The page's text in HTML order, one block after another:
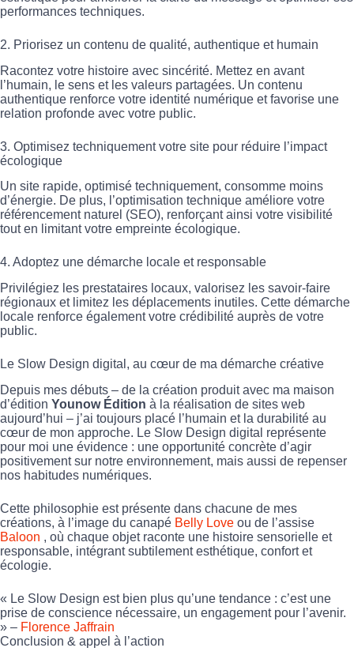
performances techniques.
2. Priorisez un contenu de qualité, authentique et humain
Racontez votre histoire avec sincérité. Mettez en avant
l’humain, le sens et les valeurs partagées. Un contenu
authentique renforce votre identité numérique et favorise une
relation profonde avec votre public.
3. Optimisez techniquement votre site pour réduire l’impact
écologique
Un site rapide, optimisé techniquement, consomme moins
d’énergie. De plus, l’optimisation technique améliore votre
référencement naturel (SEO), renforçant ainsi votre visibilité
tout en limitant votre empreinte écologique.
4. Adoptez une démarche locale et responsable
Privilégiez les prestataires locaux, valorisez les savoir-faire
régionaux et limitez les déplacements inutiles. Cette démarche
locale renforce également votre crédibilité auprès de votre
public.
Le Slow Design digital, au cœur de ma démarche créative
Depuis mes débuts – de la création produit avec ma maison
d’édition Younow Édition à la réalisation de sites web
aujourd’hui – j’ai toujours placé l’humain et la durabilité au
cœur de mon approche. Le Slow Design digital représente
pour moi une évidence : une opportunité concrète d’agir
positivement sur notre environnement, mais aussi de repenser
nos habitudes numériques.
Cette philosophie est présente dans chacune de mes
créations, à l’image du canapé Belly Love ou de l’assise
Baloon , où chaque objet raconte une histoire sensorielle et
responsable, intégrant subtilement esthétique, confort et
écologie.
« Le Slow Design est bien plus qu’une tendance : c’est une
prise de conscience nécessaire, un engagement pour l’avenir.
» – Florence Jaffrain
Conclusion & appel à l’action